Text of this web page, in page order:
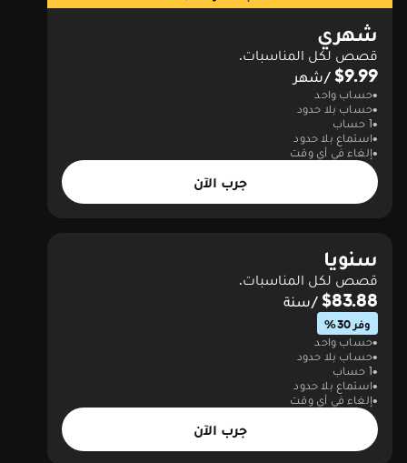
شهري
قصص لكل المناسبات.
$9.99 /شهر
حساب واحد
حساب بلا حدود
1 حساب
استماع بلا حدود
إلغاء في أي وقت
جرب الآن
سنويا
قصص لكل المناسبات.
$83.88 /سنة
وفر 30%
حساب واحد
حساب بلا حدود
1 حساب
استماع بلا حدود
إلغاء في أي وقت
جرب الآن